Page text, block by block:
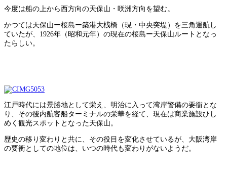
今度は船の上から西方向の天保山・咲洲方向を望む。
かつては天保山ー桜島ー築港大桟橋（現・中央突堤）を三角運航し
ていたが、1926年（昭和元年）の現在の桜島ー天保山ルートとなっ
たらしい。
江戸時代には景勝地として栄え、明治に入って湾岸警備の要衝とな
り、その後内航客船ターミナルの栄華を経て、現在は商業施設ひし
めく観光スポットとなった天保山。
歴史の移り変わりと共に、その役目を変化させているが、大阪湾岸
の要衝としての地位は、いつの時代も変わりがないようだ。